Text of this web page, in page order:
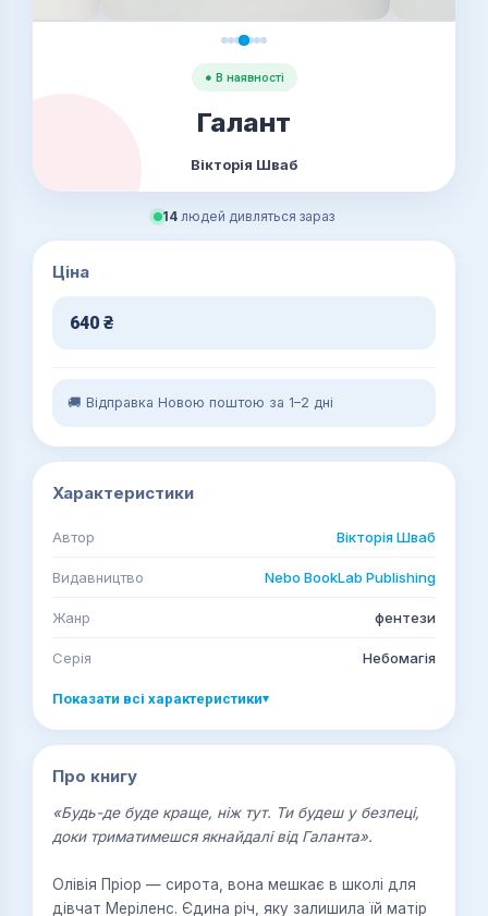
● В наявності
Галант
Вікторія Шваб
14 людей дивляться зараз
Ціна
640 ₴
🚚 Відправка Новою поштою за 1–2 дні
Характеристики
Автор Вікторія Шваб
Видавництво Nebo BookLab Publishing
Жанр фентези
Серія Небомагія
Показати всі характеристики▾
Про книгу
«Будь-де буде краще, ніж тут. Ти будеш у безпеці,
доки триматимешся якнайдалі від Галанта».
Олівія Пріор — сирота, вона мешкає в школі для
дівчат Меріленс. Єдина річ, яку залишила їй матір